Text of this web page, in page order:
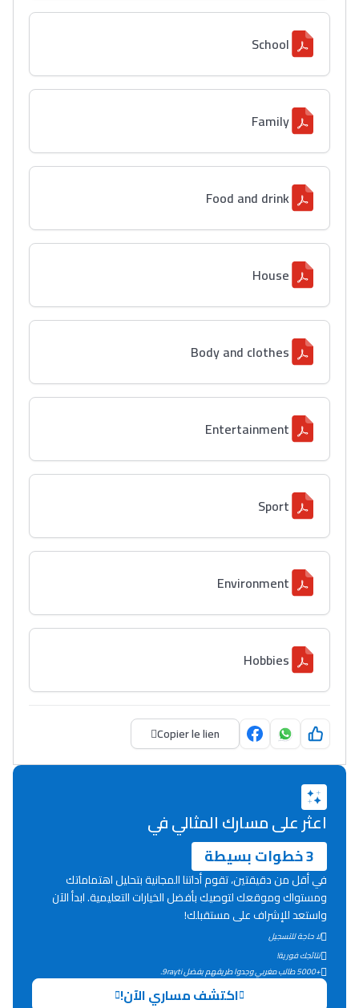
Lycée Maroc
Collège au Maroc
Post-Bac
Interviews/Vidéos
دليل المهن
ما يزيد عن 149 مهنة
دليل التوجيه
التوجيه بالثانوي و الإعدادي
School
Family
Food and drink
House
Body and clothes
Entertainment
Sport
Environment
Hobbies
Copier le lien
اعثر على مسارك المثالي في
3 خطوات بسيطة
في أقل من دقيقتين، تقوم أداتنا المجانية بتحليل اهتماماتك
ومستواك وموقعك لتوصيك بأفضل الخيارات التعليمية. ابدأ الآن
واستعد للإشراف على مستقبلك!
لا حاجة للتسجيل
نتائجك فورية!
+5000 طالب مغربي وجدوا طريقهم بفضل 9rayti.
اكتشف مساري الآن!